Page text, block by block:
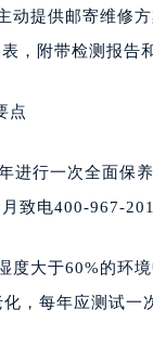
动提供邮寄维修
，附带检测报告
点
进行一次全面保
致电400-967-
度大于60%的环
，每年应测试一